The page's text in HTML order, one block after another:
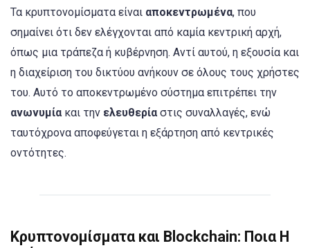
Τα κρυπτονομίσματα είναι αποκεντρωμένα, που
σημαίνει ότι δεν ελέγχονται από καμία κεντρική αρχή,
όπως μια τράπεζα ή κυβέρνηση. Αντί αυτού, η εξουσία και
η διαχείριση του δικτύου ανήκουν σε όλους τους χρήστες
του. Αυτό το αποκεντρωμένο σύστημα επιτρέπει την
ανωνυμίακαι την ελευθερίαστις συναλλαγές, ενώ
ταυτόχρονα αποφεύγεται η εξάρτηση από κεντρικές
οντότητες.
Κρυπτονομίσματα και Blockchain: Ποια Η